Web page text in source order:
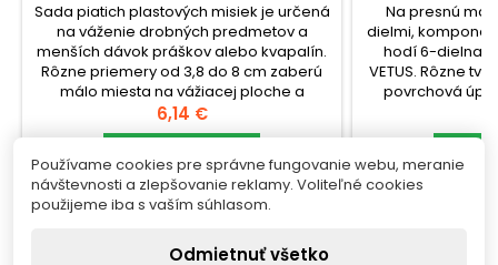
Sada piatich plastových misiek je určená
na váženie drobných predmetov a
menších dávok práškov alebo kvapalín.
Rôzne priemery od 3,8 do 8 cm zaberú
málo miesta na vážiacej ploche a
umožnia zvoliť misku podľa množstva
materiálu, aby sa obsah voľne zmestil
plastových misiek na
váženiecheck_circleBalenie: 5 ks
(priemer 3,8–8...
Cena
6,14 €
Skladom
Na presnú
dielmi,
hodí 6-dielna
VETUS. Rôzne
povrchová
ochranné krytky
Sada
Používame cookies pre správne fungovanie webu, meranie
návštevnosti a zlepšovanie reklamy. Voliteľné cookies
použijeme iba s vaším súhlasom.
Odmietnuť všetko